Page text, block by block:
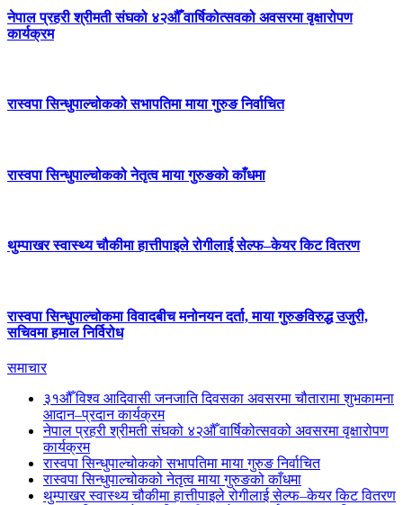
नेपाल प्रहरी श्रीमती संघको ४२औँ वार्षिकोत्सवको अवसरमा वृक्षारोपण
कार्यक्रम
रास्वपा सिन्धुपाल्चोकको सभापतिमा माया गुरुङ निर्वाचित
रास्वपा सिन्धुपाल्चोकको नेतृत्व माया गुरुङको काँधमा
थुम्पाखर स्वास्थ्य चौकीमा हात्तीपाइले रोगीलाई सेल्फ–केयर किट वितरण
रास्वपा सिन्धुपाल्चोकमा विवादबीच मनोनयन दर्ता, माया गुरुङविरुद्ध उजुरी,
सचिवमा हमाल निर्विरोध
समाचार
३१औँ विश्व आदिवासी जनजाति दिवसका अवसरमा चौतारामा शुभकामना
आदान–प्रदान कार्यक्रम
नेपाल प्रहरी श्रीमती संघको ४२औँ वार्षिकोत्सवको अवसरमा वृक्षारोपण
कार्यक्रम
रास्वपा सिन्धुपाल्चोकको सभापतिमा माया गुरुङ निर्वाचित
रास्वपा सिन्धुपाल्चोकको नेतृत्व माया गुरुङको काँधमा
थुम्पाखर स्वास्थ्य चौकीमा हात्तीपाइले रोगीलाई सेल्फ–केयर किट वितरण